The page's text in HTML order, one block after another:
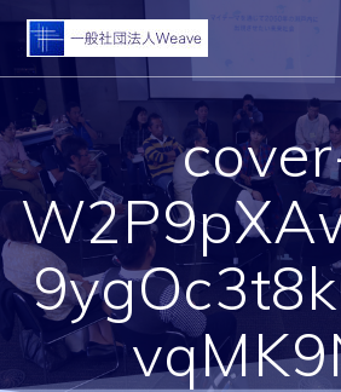
ン
ス
キ
ッ
プ